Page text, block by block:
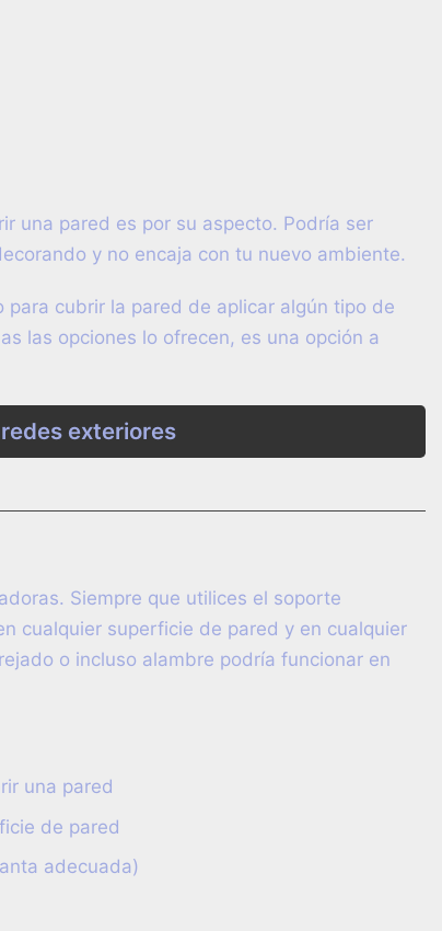
una pared es por su aspecto. Podría ser
y no encaja con tu nuevo ambiente.
cubrir la pared de aplicar algún tipo de
las opciones lo ofrecen, es una opción a
exteriores
Siempre que utilices el soporte
cualquier superficie de pared y en cualquier
o incluso alambre podría funcionar en
una pared
de pared
adecuada)